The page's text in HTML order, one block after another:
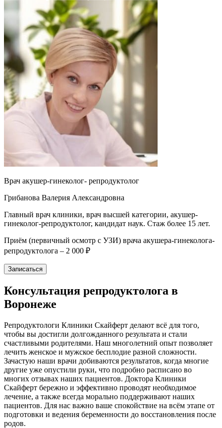
Врач акушер-гинеколог- репродуктолог
Грибанова Валерия Александровна
Главный врач клиники, врач высшей категории, акушер-
гинеколог-репродуктолог, кандидат наук. Стаж более 15 лет.
Приём (первичный осмотр с УЗИ) врача акушера-гинеколога-
репродуктолога – 2 000 ₽
Записаться
Консультация репродуктолога в
Воронеже
Репродуктологи Клиники Скайферт делают всё для того,
чтобы вы достигли долгожданного результата и стали
счастливыми родителями. Наш многолетний опыт позволяет
лечить женское и мужское бесплодие разной сложности.
Зачастую наши врачи добиваются результатов, когда многие
другие уже опустили руки, что подробно расписано во
многих отзывах наших пациентов. Доктора Клиники
Скайферт бережно и эффективно проводят необходимое
лечение, а также всегда морально поддерживают наших
пациентов. Для нас важно ваше спокойствие на всём этапе от
подготовки и ведения беременности до восстановления после
родов.